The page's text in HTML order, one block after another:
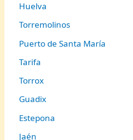
Huelva
Torremolinos
Puerto de Santa María
Tarifa
Torrox
Guadix
Estepona
Jaén